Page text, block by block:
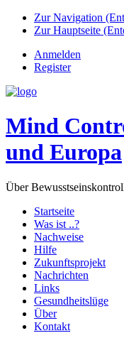
Zur Navigation
Zur Hauptseite
Anmelden
Register
Mind
und Europa
Über
Startseite
Was ist ..?
Nachweise
Hilfe
Zukunftsprojekt
Nachrichten
Links
Gesundheitslüge
Über
Kontakt